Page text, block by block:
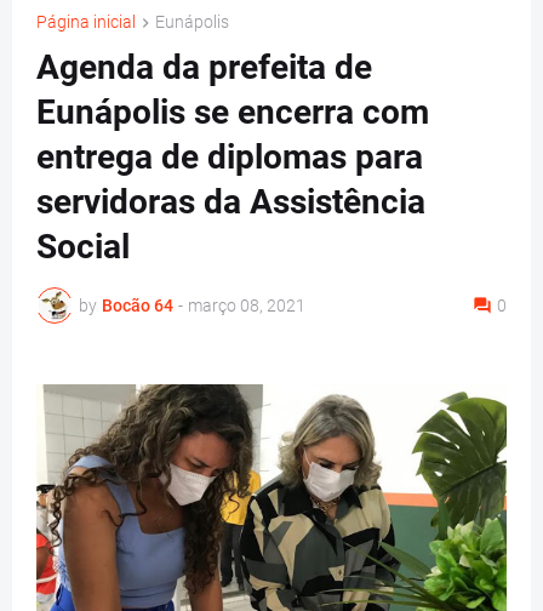
Página inicial Eunápolis
Agenda da prefeita de
Eunápolis se encerra com
entrega de diplomas para
servidoras da Assistência
Social
by Bocão 64 - março 08, 2021 0